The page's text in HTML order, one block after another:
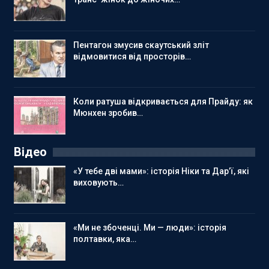
Пентагон змусив скаутський зліт
відмовитися від просторів…
Коли ратуша відкривається для Прайду: як
Мюнхен зробив…
Відео
«У тебе дві мами»: історія Ніки та Дар’ї, які
виховують…
«Ми не збоченці. Ми — люди»: історія
полтавки, яка…